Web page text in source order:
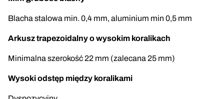
Blacha stalowa min. 0,4 mm, aluminium min 0,5 mm
Arkusz trapezoidalny o wysokim koralikach
Minimalna szerokość 22 mm (zalecana 25 mm)
Wysoki odstęp między koralikami